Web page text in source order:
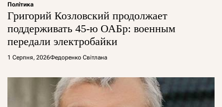
Політика
Григорий Козловский продолжает
поддерживать 45-ю ОАБр: военным
передали электробайки
1 Серпня, 2026Федоренко Світлана